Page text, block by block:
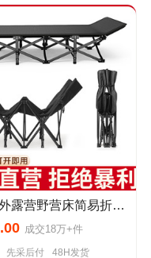
批发户外露营野营床简易折叠床陪护床单人办公室午休床户外行军床
.00 成交18万+件
先采后付 48H发货